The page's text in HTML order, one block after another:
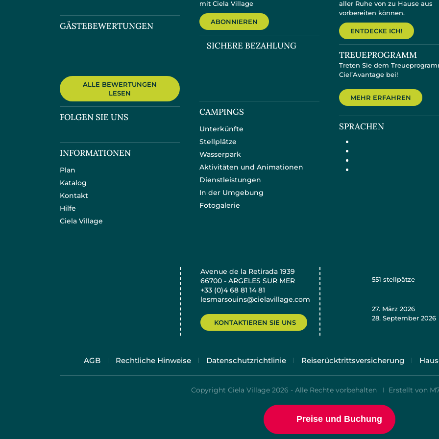
Preise und Buchung
GÄSTEBEWERTUNGEN
ALLE BEWERTUNGEN
LESEN
FOLGEN SIE UNS
INFORMATIONEN
Plan
Katalog
Kontakt
Hilfe
Ciela Village
mit Ciela Village
ABONNIEREN
SICHERE BEZAHLUNG
CAMPINGS
Unterkünfte
Stellplätze
Wasserpark
Aktivitäten und Animationen
Dienstleistungen
In der Umgebung
Fotogalerie
aller Ruhe von zu Hause aus
vorbereiten können.
ENTDECKE ICH!
TREUEPROGRAMM
Treten Sie dem
Ciel’Avantage bei!
MEHR ERFAHREN
SPRACHEN
Avenue de la Retirada 1939
66700 - ARGELES SUR MER
+33 (0)4 68 81 14 81
lesmarsouins@cielavillage.com
KONTAKTIEREN SIE UNS
551 stellpätze
27. März 2026
28. September 2026
AGB Rechtliche Hinweise Datenschutzrichtlinie Reiserücktrittsversicherung
Copyright Ciela Village 2026 - Alle Rechte vorbehalten I Erstellt von